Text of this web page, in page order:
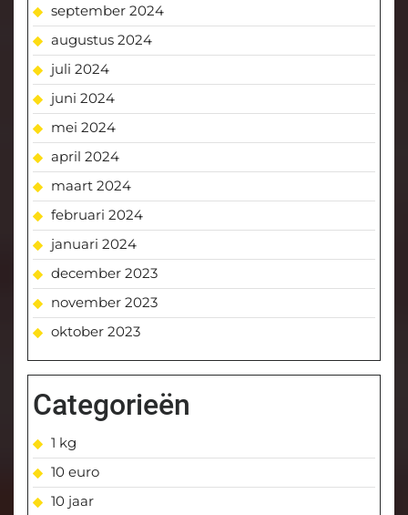
september 2024
augustus 2024
juli 2024
juni 2024
mei 2024
april 2024
maart 2024
februari 2024
januari 2024
december 2023
november 2023
oktober 2023
Categorieën
1 kg
10 euro
10 jaar